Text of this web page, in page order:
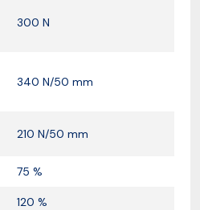
300 N
340 N/50 mm
210 N/50 mm
75 %
120 %